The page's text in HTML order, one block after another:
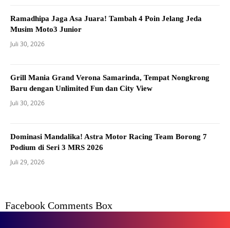
Ramadhipa Jaga Asa Juara! Tambah 4 Poin Jelang Jeda
Musim Moto3 Junior
Juli 30, 2026
Grill Mania Grand Verona Samarinda, Tempat Nongkrong
Baru dengan Unlimited Fun dan City View
Juli 30, 2026
Dominasi Mandalika! Astra Motor Racing Team Borong 7
Podium di Seri 3 MRS 2026
Juli 29, 2026
Facebook Comments Box